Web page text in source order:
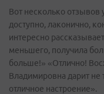
Вот несколько отзывов
доступно, лаконично,
интересно
меньшего, получила
больше!» «Отлично!
Владимировна дарит не
отличное настроение».